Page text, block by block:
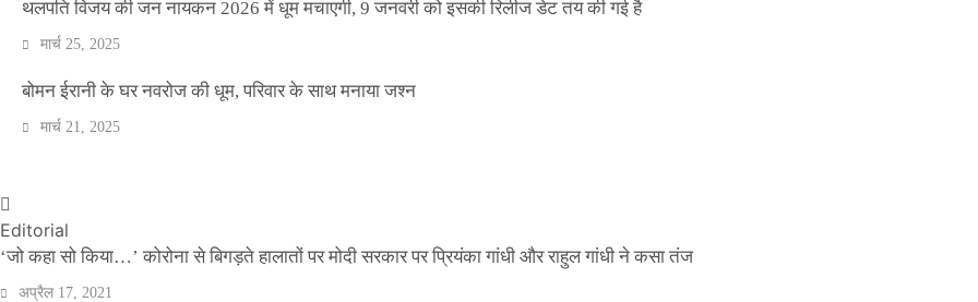
थलपति विजय की जन नायकन 2026 में धूम मचाएगी, 9 जनवरी को इसकी रिलीज डेट तय की गई है
मार्च 25, 2025
बोमन ईरानी के घर नवरोज की धूम, परिवार के साथ मनाया जश्न
मार्च 21, 2025
वीकेंड कर्फ्यू ने थामी दिल्ली की रफ्तार, नाइट कर्फ्यू वाले ई-पास इस बंदी में भी लागू
Official Desk
Editorial
‘जो कहा सो किया…’ कोरोना से बिगड़ते हालातों पर मोदी सरकार पर प्रियंका गांधी और राहुल गांधी ने कसा तंज
अप्रैल 17, 2021